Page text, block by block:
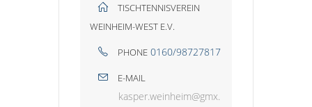
TISCHTENNISVEREIN
WEINHEIM-WEST E.V.
PHONE 0160/98727817
E-MAIL
kasper.weinheim@gmx.